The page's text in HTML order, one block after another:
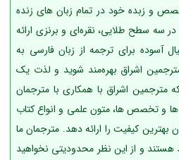
و زبده خود در تمام زبان های زنده
سه سطح طلایی، نقره‌ای و برنزی ارائه
آسوده برای ترجمه از زبان فارسی به
اشراق بهره‌مند شوید و لذت یک
مترجمین اشراق با همکاری با مترجمان
ها و تخصص ها، متون علمی و انواع کتاب
بهترین کیفیت را ارائه دهد. مترجمان ما
هستند و از این نظر محدودیتی نخواهید